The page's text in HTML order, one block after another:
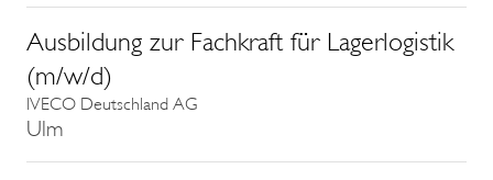
Ausbildung zur Fachkraft für Lagerlogistik
(m/w/d)
IVECO Deutschland AG
Ulm